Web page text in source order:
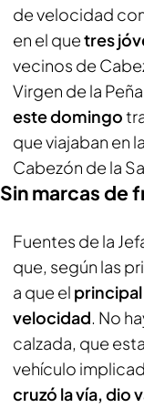
de velocidad
en el quetres
vecinos de
Virgen de la
este domingo
que viajaban en
Cabezón de la
Sin marcas de
Fuentes de la
que, según las
a que el
velocidad. No
calzada, que
vehículo
cruzó la vía, dio